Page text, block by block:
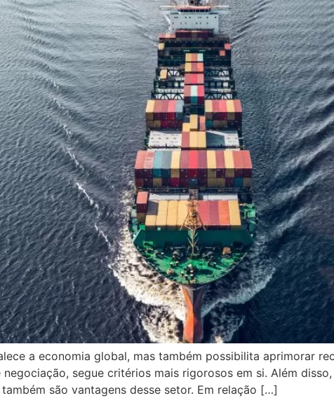
a economia global, mas também possibilita aprimorar
segue critérios mais rigorosos em si. Além
são vantagens desse setor. Em relação […]